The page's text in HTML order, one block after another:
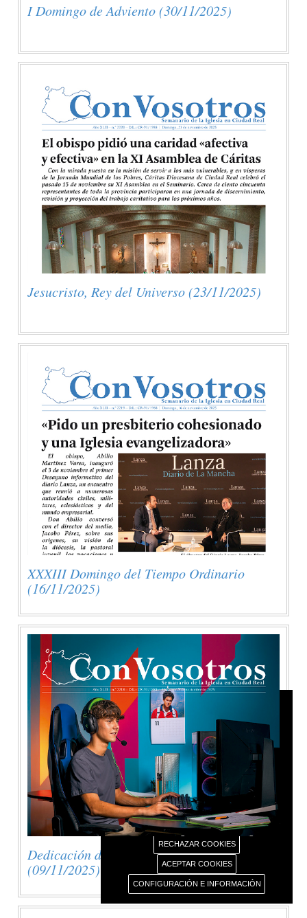
I Domingo de Adviento (30/11/2025)
Jesucristo, Rey del Universo (23/11/2025)
XXXIII Domingo del Tiempo Ordinario
(16/11/2025)
Dedicación de la Basílica de Letrán
(09/11/2025)
AVISO USO DE COOKIES
Este portal web únicamente utiliza cookies propias
con finalidad técnica, no recaba ni cede datos de
carácter personal de los usuarios sin su
conocimiento.
Sin embargo, contiene enlaces a sitios web de
terceros con políticas de privacidad ajenas este
portal web que usted podrá decidir si acepta o no
cuando acceda a ellos.
Más información sobre el uso de nuestras cookies.
RECHAZAR COOKIES
ACEPTAR COOKIES
CONFIGURACIÓN E INFORMACIÓN